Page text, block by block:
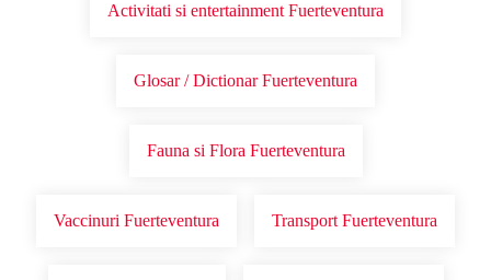
Activitati si entertainment Fuerteventura
Glosar / Dictionar Fuerteventura
Fauna si Flora Fuerteventura
Vaccinuri Fuerteventura Transport Fuerteventura